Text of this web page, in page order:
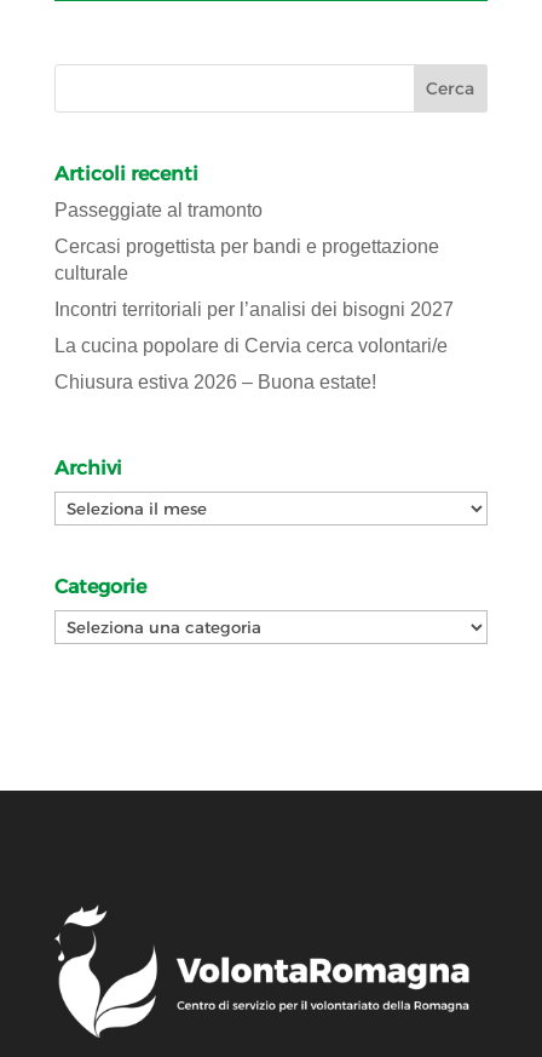
Articoli recenti
Passeggiate al tramonto
Cercasi progettista per bandi e progettazione
culturale
Incontri territoriali per l’analisi dei bisogni 2027
La cucina popolare di Cervia cerca volontari/e
Chiusura estiva 2026 – Buona estate!
Archivi
Archivi
Categorie
Categorie